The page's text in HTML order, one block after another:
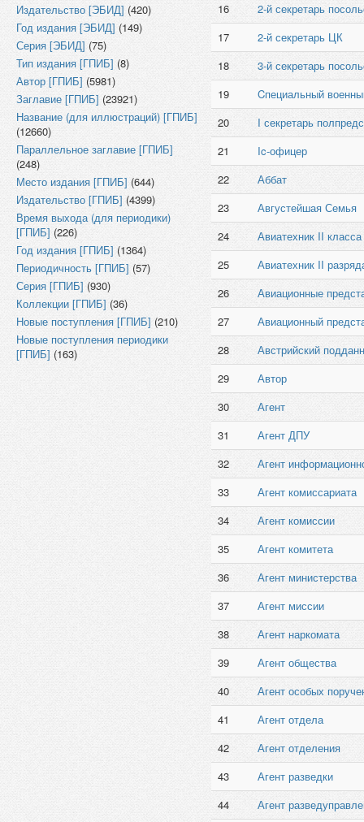
Издательство [ЭБИД] (420)
Год издания [ЭБИД] (149)
Серия [ЭБИД] (75)
Тип издания [ГПИБ] (8)
Автор [ГПИБ] (5981)
Заглавие [ГПИБ] (23921)
Название (для иллюстраций) [ГПИБ]
(12660)
Параллельное заглавие [ГПИБ]
(248)
Место издания [ГПИБ] (644)
Издательство [ГПИБ] (4399)
Время выхода (для периодики)
[ГПИБ] (226)
Год издания [ГПИБ] (1364)
Периодичность [ГПИБ] (57)
Серия [ГПИБ] (930)
Коллекции [ГПИБ] (36)
Новые поступления [ГПИБ] (210)
Новые поступления периодики
[ГПИБ] (163)
16
2-й секретарь
17
2-й секретарь ЦК
18
3-й секретарь
19
Cпециальный
20
I секретарь
21
Ic-офицер
22
Аббат
23
Августейшая Семья
24
Авиатехник II класса
25
Авиатехник II
26
Авиационные
27
Авиационный
28
Австрийский
29
Автор
30
Агент
31
Агент ДПУ
32
Агент
33
Агент комиссариата
34
Агент комиссии
35
Агент комитета
36
Агент министерства
37
Агент миссии
38
Агент наркомата
39
Агент общества
40
Агент особых
41
Агент отдела
42
Агент отделения
43
Агент разведки
44
Агент